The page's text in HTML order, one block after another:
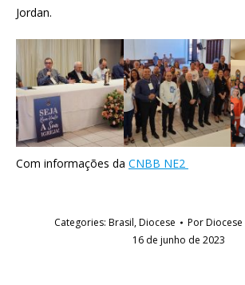
Jordan.
Com informações da CNBB NE2
Categories: Brasil,Diocese PorDiocese
16 de junho de 2023